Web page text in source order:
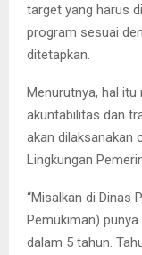
target yang harus
program sesuai
ditetapkan.
Menurutnya, hal
akuntabilitas dan
akan dilaksanakan
Lingkungan
“Misalkan di Dinas
Pemukiman)
dalam 5 tahun.